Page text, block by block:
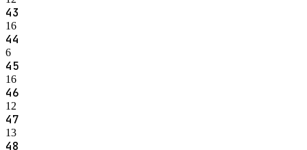
43
16
44
6
45
16
46
12
47
13
48